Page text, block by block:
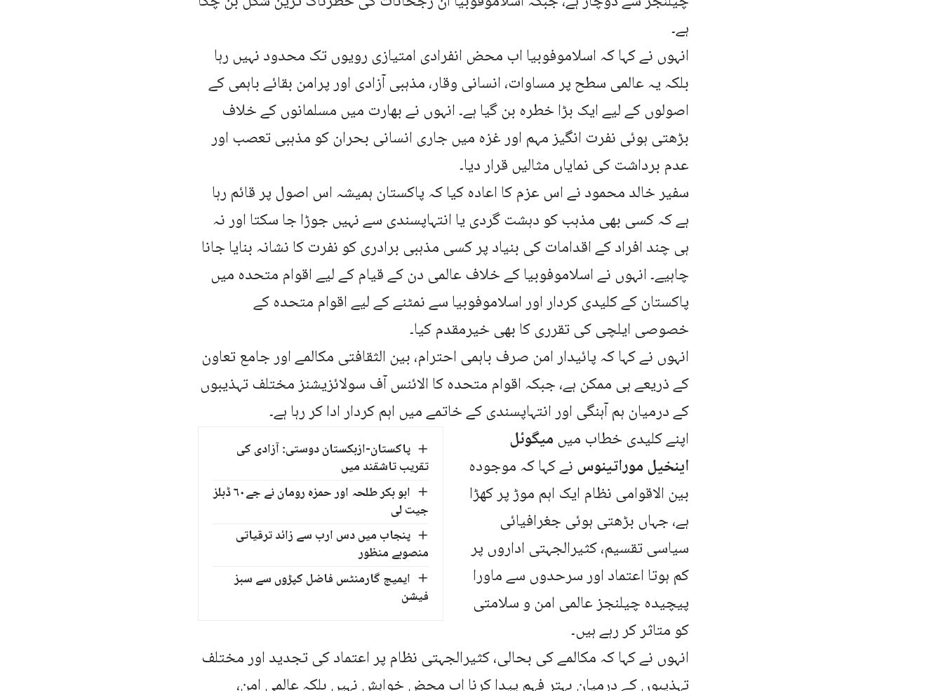
ہے۔
انہوں نے کہا کہ اسلاموفوبیا اب محض انفرادی امتیازی رویوں تک محدود نہیں رہا
بلکہ یہ عالمی سطح پر مساوات، انسانی وقار، مذہبی آزادی اور پرامن بقائے باہمی کے
اصولوں کے لیے ایک بڑا خطرہ بن گیا ہے۔ انہوں نے بھارت میں مسلمانوں کے خلاف
بڑھتی ہوئی نفرت انگیز مہم اور غزہ میں جاری انسانی بحران کو مذہبی تعصب اور
عدم برداشت کی نمایاں مثالیں قرار دیا۔
سفیر خالد محمود نے اس عزم کا اعادہ کیا کہ پاکستان ہمیشہ اس اصول پر قائم رہا
ہے کہ کسی بھی مذہب کو دہشت گردی یا انتہاپسندی سے نہیں جوڑا جا سکتا اور نہ
ہی چند افراد کے اقدامات کی بنیاد پر کسی مذہبی برادری کو نفرت کا نشانہ بنایا جانا
چاہیے۔ انہوں نے اسلاموفوبیا کے خلاف عالمی دن کے قیام کے لیے اقوام متحدہ میں
پاکستان کے کلیدی کردار اور اسلاموفوبیا سے نمٹنے کے لیے اقوام متحدہ کے
خصوصی ایلچی کی تقرری کا بھی خیرمقدم کیا۔
انہوں نے کہا کہ پائیدار امن صرف باہمی احترام، بین الثقافتی مکالمے اور جامع تعاون
کے ذریعے ہی ممکن ہے، جبکہ اقوام متحدہ کا الائنس آف سولائزیشنز مختلف تہذیبوں
کے درمیان ہم آہنگی اور انتہاپسندی کے خاتمے میں اہم کردار ادا کر رہا ہے۔
پاکستان-ازبکستان دوستی: آزادی کی
تقریب تاشقند میں
ابو بکر طلحہ اور حمزہ رومان نے جے۶۰ ڈبلز
جیت لی
پنجاب میں دس ارب سے زائد ترقیاتی
منصوبے منظور
ایمیج گارمنٹس فاضل کپڑوں سے سبز
فیشن
اپنے کلیدی خطاب میں میگوئل
اینخیل موراتینوسنے کہا کہ موجودہ
بین الاقوامی نظام ایک اہم موڑ پر کھڑا
ہے، جہاں بڑھتی ہوئی جغرافیائی
سیاسی تقسیم، کثیرالجہتی اداروں پر
کم ہوتا اعتماد اور سرحدوں سے ماورا
پیچیدہ چیلنجز عالمی امن و سلامتی
کو متاثر کر رہے ہیں۔
انہوں نے کہا کہ مکالمے کی بحالی، کثیرالجہتی نظام پر اعتماد کی تجدید اور مختلف